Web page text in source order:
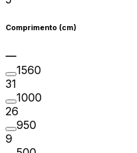
Comprimento (cm)
1560
31
1000
26
950
9